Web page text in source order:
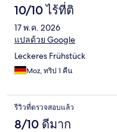
10/10 ไร้ที่ติ
17 พ.ค. 2026
แปลด้วย Google
Leckeres Frühstück
Moz, ทริป 1 คืน
รีวิวที่ตรวจสอบแล้ว
8/10 ดีมาก